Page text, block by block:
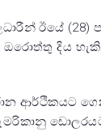
ඊයේ (28)
ඔරොත්තු දිය
ආර්ථිකයට
ඩොලරයට